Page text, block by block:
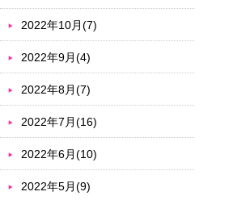
2022年10月(7)
2022年9月(4)
2022年8月(7)
2022年7月(16)
2022年6月(10)
2022年5月(9)